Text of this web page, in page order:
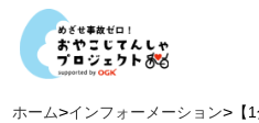
ホーム>インフォーメーション>